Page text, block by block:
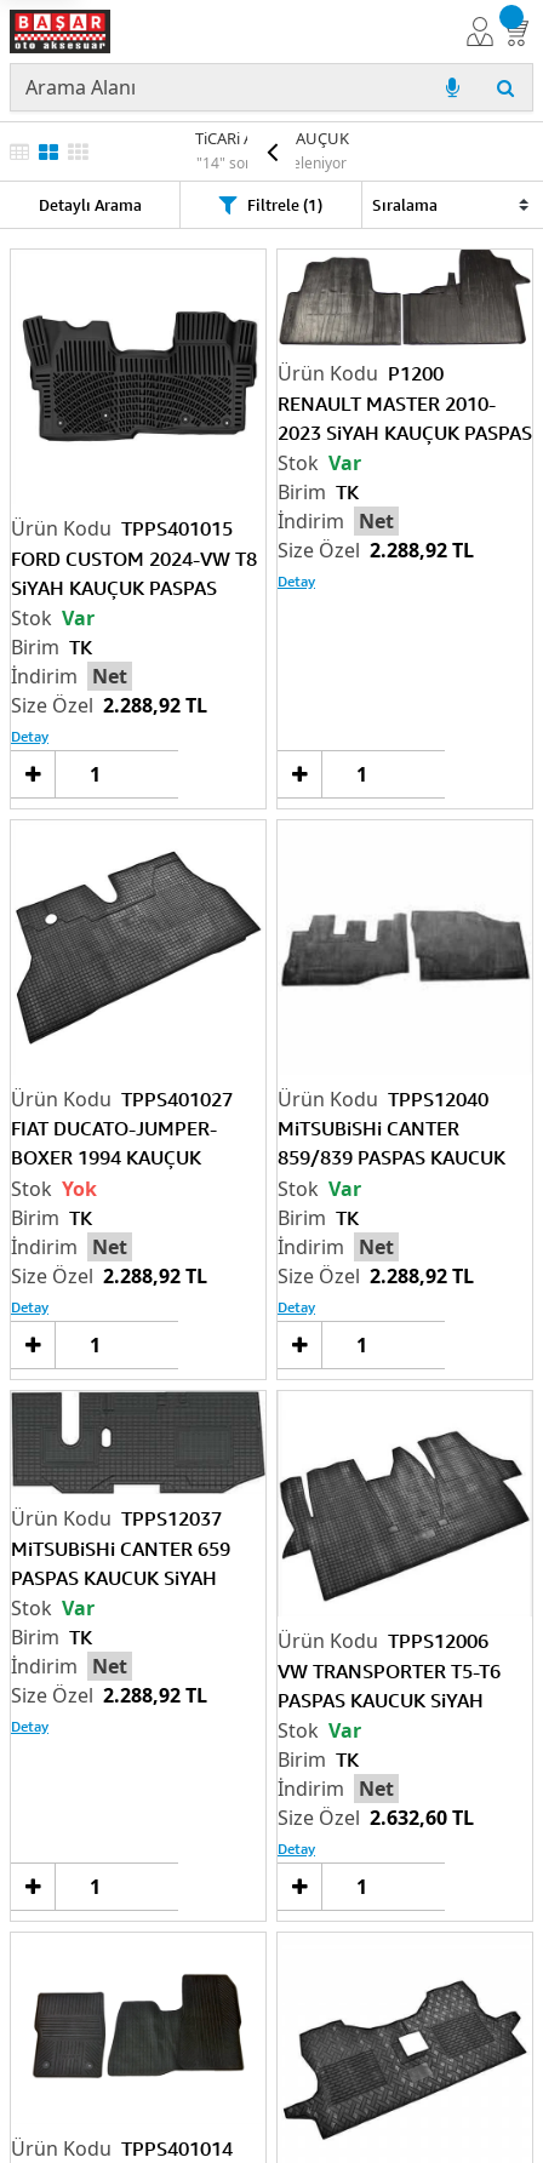
TiCARi ARAÇ KAUÇUK
"14" sonuç listeleniyor
Detaylı Arama Filtrele (1)
TPPS401015
FORD CUSTOM 2024-VW T8
SiYAH KAUÇUK PASPAS
TK
Net
2.288,92 TL
Var
Detay
Sepete
P1200
RENAULT MASTER 2010-
2023 SiYAH KAUÇUK PASPAS
TK
Net
2.288,92 TL
Var
Detay
TPPS401027
FIAT DUCATO-JUMPER-
BOXER 1994 KAUÇUK
PASPAS TEK PARÇA
TK
Net
2.288,92 TL
Yok
Detay
Sepete
TPPS12040
MiTSUBiSHi CANTER
859/839 PASPAS KAUCUK
SiYAH
TK
Net
2.288,92 TL
Var
Detay
TPPS12037
MiTSUBiSHi CANTER 659
PASPAS KAUCUK SiYAH
TK
Net
2.288,92 TL
Var
Detay
Sepete
TPPS12006
VW TRANSPORTER T5-T6
PASPAS KAUCUK SiYAH
TK
Net
2.632,60 TL
Var
Detay
TPPS401014